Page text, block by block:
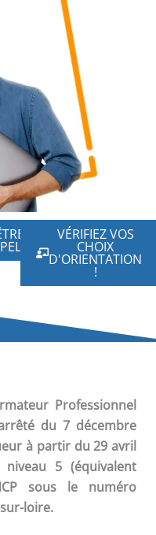
VÉRIFIEZ VOS
CHOIX
D'ORIENTATION
!
Professionnel
du 7 décembre
à partir du 29 avril
5 (équivalent
sous le numéro
loire.